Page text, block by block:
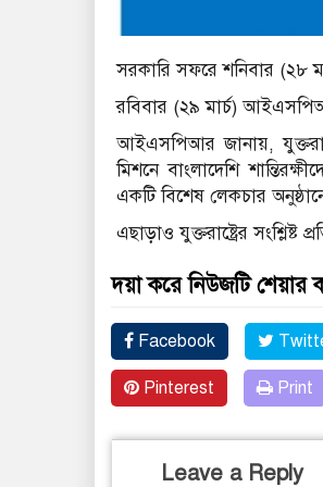
সরকারি সফরে শনিবার (২৮
রবিবার (২৯ মার্চ)
আইএসপিআর জানায়,
মিশনে বাংলাদেশি
একটি বিশেষ লেকচার
এছাড়াও যুক্তরাষ্ট্রের সংশ্লিষ্ট
দয়া করে নিউজটি শেয়ার
Facebook
Pinterest Print
Leave a Reply